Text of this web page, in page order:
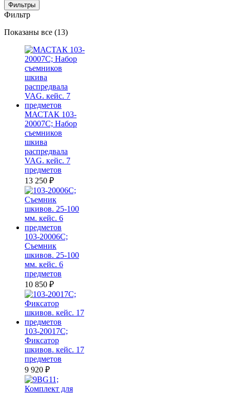
Фильтры
Фильтр
Показаны все (13)Цены:
убыванию
МАСТАК 103-
20007C; Набор
съемников
шкива
распредвала
VAG. кейс. 7
предметов
13 250 ₽
103-20006C;
Съемник
шкивов. 25-100
мм. кейс. 6
предметов
10 850 ₽
103-20017C;
Фиксатор
шкивов. кейс. 17
предметов
9 920 ₽